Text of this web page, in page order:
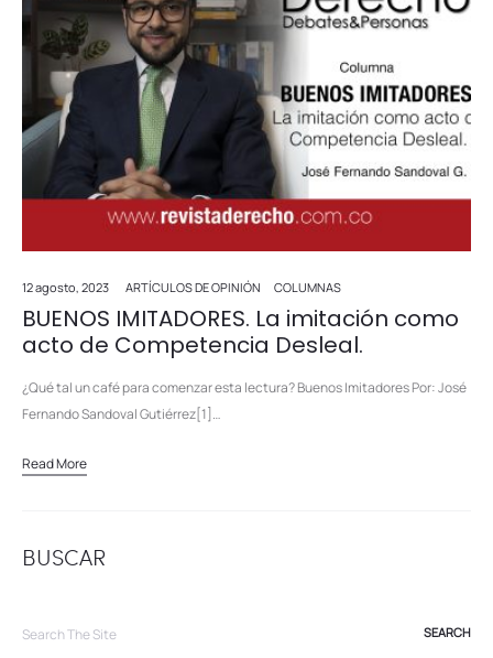
12 agosto, 2023 ARTÍCULOS DE OPINIÓN COLUMNAS
BUENOS IMITADORES. La imitación como
acto de Competencia Desleal.
¿Qué tal un café para comenzar esta lectura? Buenos Imitadores Por: José
Fernando Sandoval Gutiérrez[1]…
Read More
BUSCAR